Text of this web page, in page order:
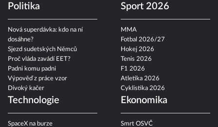
Politika
Nová superdávka: kdo na ní
dosáhne?
Sjezd sudetských Němců
Proč vláda zavádí EET?
Padni komu padni
Výpověď z práce vzor
Divoký kačer
Sport 2026
MMA
Fotbal 2026/27
Hokej 2026
Tenis 2026
F1 2026
Atletika 2026
Cyklistika 2026
Technologie
SpaceX na burze
Ekonomika
Smrt OSVČ